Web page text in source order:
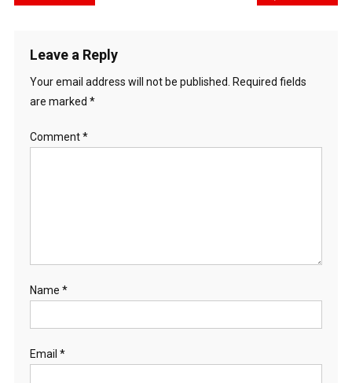
Leave a Reply
Your email address will not be published. Required fields
are marked *
Comment*
Name *
Email *